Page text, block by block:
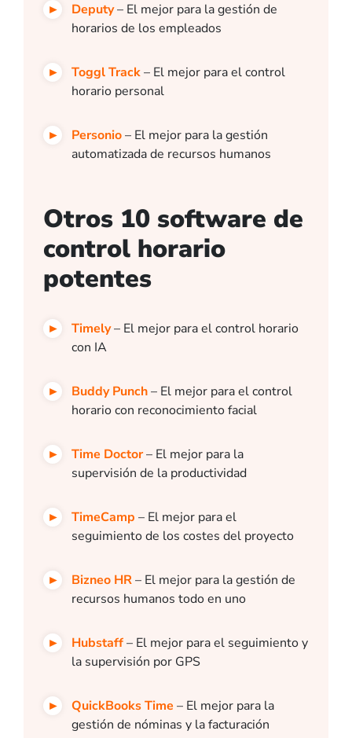
Deputy– El mejor para la gestión de
horarios de los empleados
Toggl Track– El mejor para el control
horario personal
Personio– El mejor para la gestión
automatizada de recursos humanos
Otros 10 software de
control horario
potentes
Timely– El mejor para el control horario
con IA
Buddy Punch– El mejor para el control
horario con reconocimiento facial
Time Doctor– El mejor para la
supervisión de la productividad
TimeCamp – El mejor para el
seguimiento de los costes del proyecto
Bizneo HR– El mejor para la gestión de
recursos humanos todo en uno
Hubstaff– El mejor para el seguimiento y
la supervisión por GPS
QuickBooks Time – El mejor para la
gestión de nóminas y la facturación